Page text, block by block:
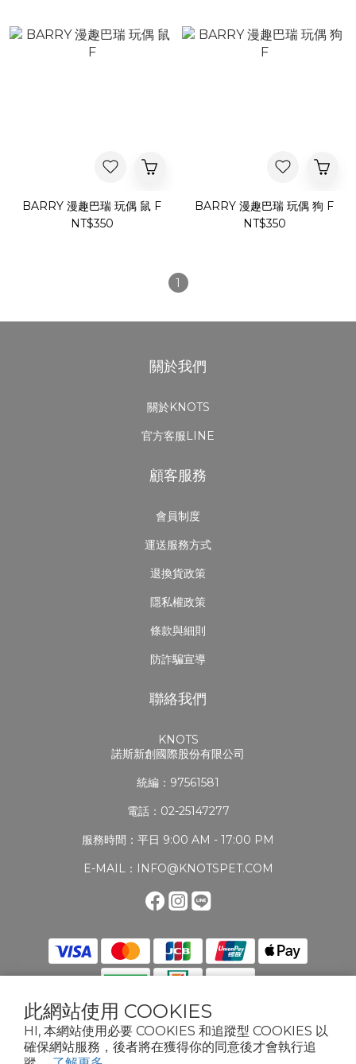
此網站使用 COOKIES
HI, 本網站使用必要 COOKIES 和追蹤型 COOKIES 以
確保網站服務，後者將在獲得你的同意後才會執行追
BARRY 漫趣巴瑞 玩偶 鼠 F
NT$350
BARRY 漫趣巴瑞 玩偶 狗 F
NT$350
1
關於我們
關於KNOTS
官方客服LINE
顧客服務
會員制度
運送服務方式
退換貨政策
隱私權政策
條款與細則
防詐騙宣導
聯絡我們
KNOTS
諾斯新創國際股份有限公司
統編：97561581
電話：02-25147277
服務時間：平日 9:00 AM - 17:00 PM
E-MAIL：INFO@KNOTSPET.COM
2024 KNOTS PET. ALL RIGHTS RESERVED.TERMS & CONDITIONSPRIVACY